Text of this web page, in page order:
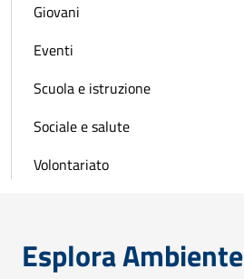
Giovani
Eventi
Scuola e istruzione
Sociale e salute
Volontariato
Esplora Ambiente